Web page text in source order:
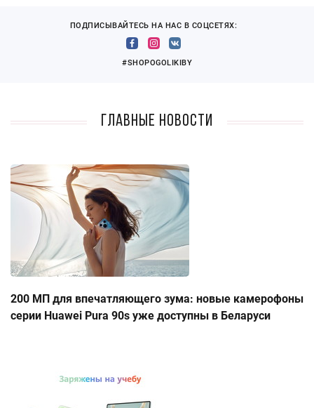
ПОДПИСЫВАЙТЕСЬ НА НАС В СОЦСЕТЯХ:
#SHOPOGOLIKIBY
Главные новости
200 МП для впечатляющего зума: новые камерофоны
серии Huawei Pura 90s уже доступны в Беларуси